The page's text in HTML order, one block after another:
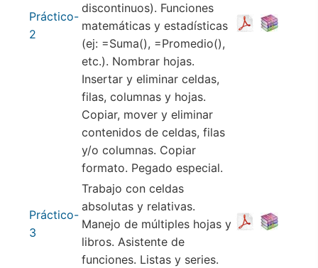
Práctico-
2
discontinuos). Funciones
matemáticas y estadísticas
(ej: =Suma(), =Promedio(),
etc.). Nombrar hojas.
Insertar y eliminar celdas,
filas, columnas y hojas.
Copiar, mover y eliminar
contenidos de celdas, filas
y/o columnas. Copiar
formato. Pegado especial.
Práctico-
3
Trabajo con celdas
absolutas y relativas.
Manejo de múltiples hojas y
libros. Asistente de
funciones. Listas y series.